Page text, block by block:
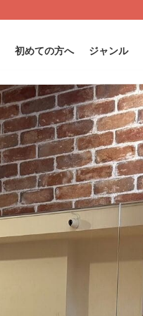
初めての方へ ジャンル